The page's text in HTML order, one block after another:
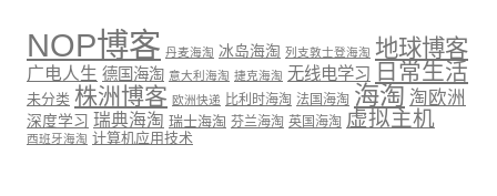
NOP博客 丹麦海淘 冰岛海淘 列支敦士登海淘 地球博客
广电人生 德国海淘 意大利海淘 捷克海淘 无线电学习 日常生活
未分类 株洲博客 欧洲快递 比利时海淘 法国海淘 海淘 淘欧洲
深度学习 瑞典海淘 瑞士海淘 芬兰海淘 英国海淘 虚拟主机
西班牙海淘 计算机应用技术